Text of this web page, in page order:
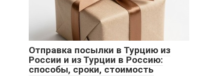
Отправка посылки в Турцию из
России и из Турции в Россию:
способы, сроки, стоимость